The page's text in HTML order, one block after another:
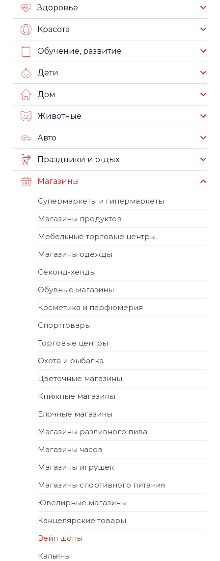
Здоровье
Красота
Обучение, развитие
Дети
Дом
Животные
Авто
Праздники и отдых
Магазины
Супермаркеты и гипермаркеты
Магазины продуктов
Мебельные торговые центры
Магазины одежды
Секонд-хенды
Обувные магазины
Косметика и парфюмерия
Спорттовары
Торговые центры
Охота и рыбалка
Цветочные магазины
Книжные магазины
Елочные магазины
Магазины разливного пива
Магазины часов
Магазины игрушек
Магазины спортивного питания
Ювелирные магазины
Канцелярские товары
Вейп шопы
Кальяны